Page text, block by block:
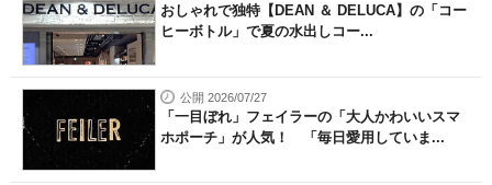
おしゃれで独特【DEAN ＆ DELUCA】の「コー
ヒーボトル」で夏の水出しコー...
公開 2026/07/27
「一目ぼれ」フェイラーの「大人かわいいスマ
ホポーチ」が人気！ 「毎日愛用していま...